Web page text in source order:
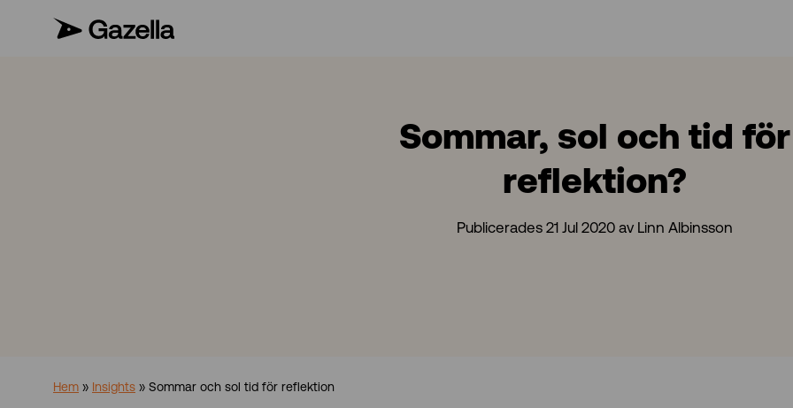
Sommar, sol och tid för
reflektion?
Publicerades 21 Jul 2020 av Linn Albinsson
Hem » Insights » Sommar och sol tid för reflektion